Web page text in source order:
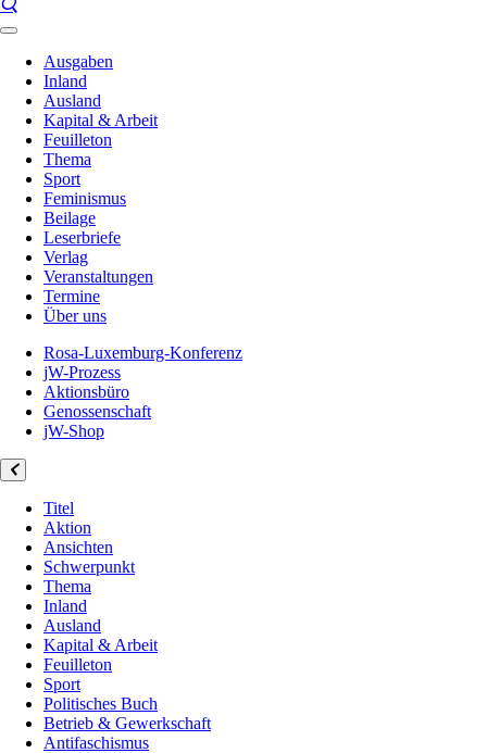
Ausgaben
Inland
Ausland
Kapital & Arbeit
Feuilleton
Thema
Sport
Feminismus
Beilage
Leserbriefe
Verlag
Veranstaltungen
Termine
Über uns
Rosa-Luxemburg-Konferenz
jW-Prozess
Aktionsbüro
Genossenschaft
jW-Shop
Titel
Aktion
Ansichten
Schwerpunkt
Thema
Inland
Ausland
Kapital & Arbeit
Feuilleton
Sport
Politisches Buch
Betrieb & Gewerkschaft
Antifaschismus